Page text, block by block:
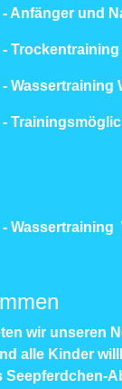
- Anfänger und
-
-
-
-
wir unseren
alle Kinder
Seepferdchen-